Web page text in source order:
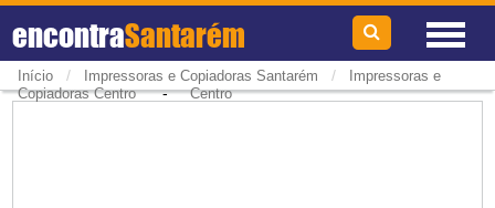
encontraSantarém
Início / Impressoras e Copiadoras Santarém /
Impressoras e
Copiadoras Centro-Centro